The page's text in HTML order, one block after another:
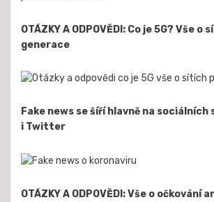
OTÁZKY A ODPOVĚDI: Co je 5G? Vše
generace
Fake news se šíří hlavně na
i Twitter
OTÁZKY A ODPOVĚDI: Vše o očkování